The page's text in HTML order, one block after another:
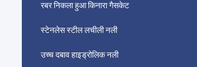
रबर निकला हुआ किनारा गैसकेट
स्टेनलेस स्टील लचीली नली
उच्च दबाव हाइड्रोलिक नली